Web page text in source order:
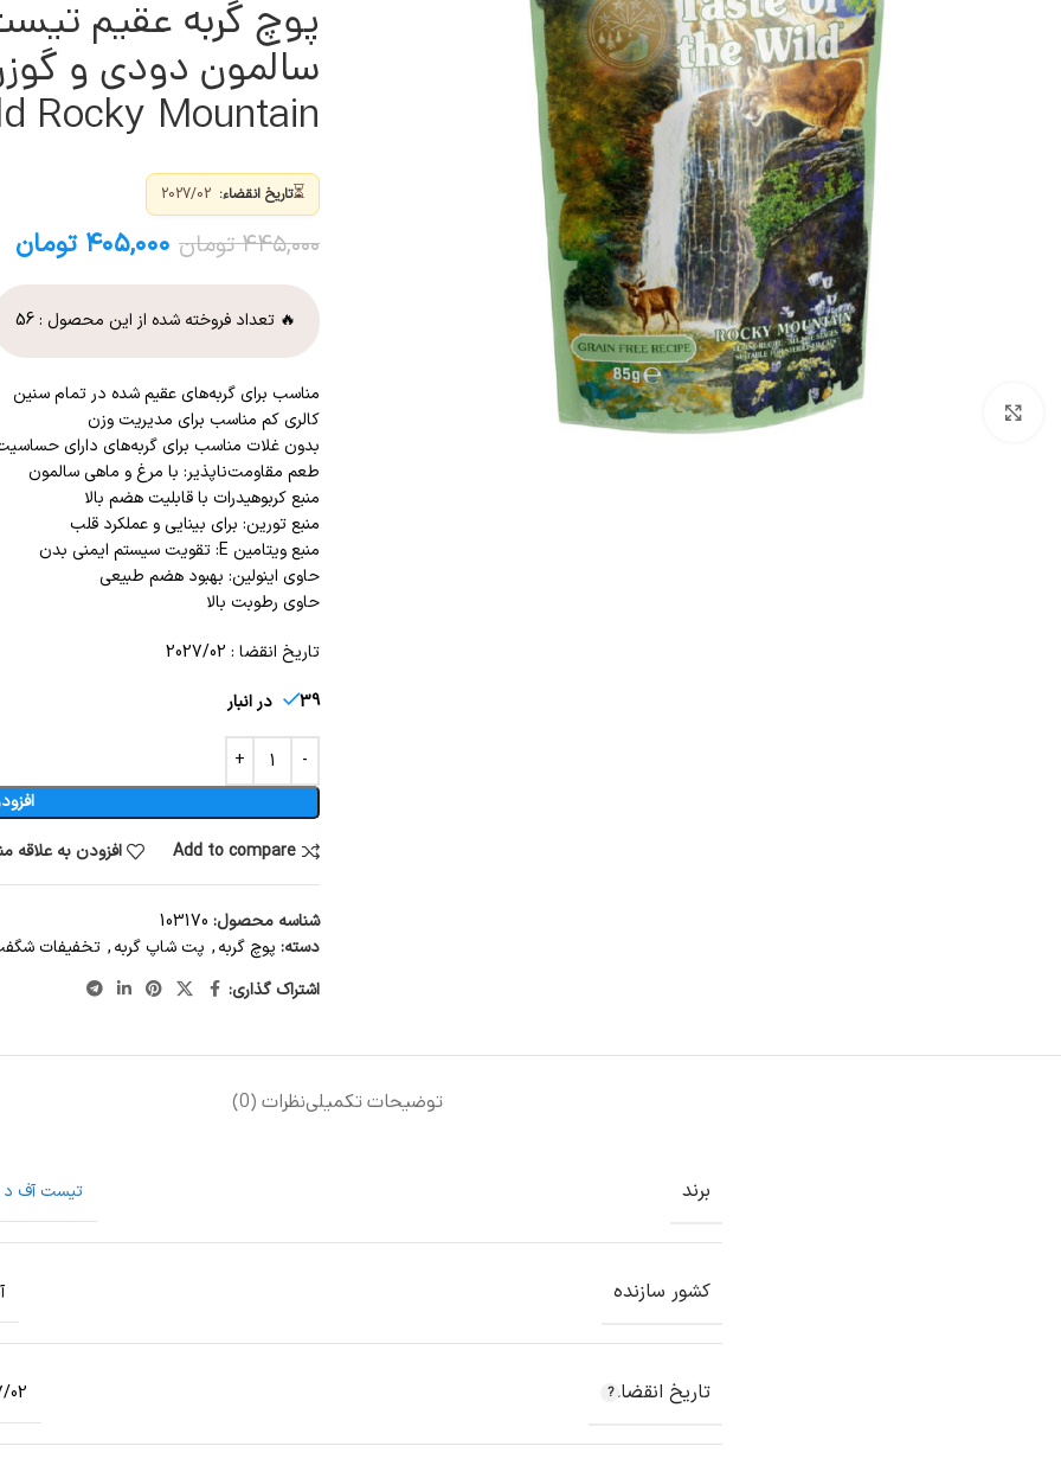
برای بزرگنمایی کلیک کنید
پوچ گربه عقیم
Rocky Mountain
⏳تاریخ انقضاء:
۴۴۵,۰۰۰ تومان ۴۰۵,۰۰۰ تومان
🔥 تعداد فروخته شده از این محصول :56
مناسب برای گربه‌های عقیم شده در تمام سنین
کالری کم مناسب برای مدیریت وزن
بدون غلات مناسب برای گربه‌های دارای
طعم مقاومت‌ناپذیر: با مرغ و ماهی سالمون
منبع کربوهیدرات با قابلیت هضم بالا
منبع تورین: برای بینایی و عملکرد قلب
منبع ویتامین E: تقویت سیستم ایمنی بدن
حاوی اینولین: بهبود هضم طبیعی
حاوی رطوبت بالا
تاریخ انقضا : 2027/02
39 در انبار
Add to compare
افزودن به علاقه
شناسه محصول: 103170
دسته: پوچ گربه, پت شاپ گربه, تخفیفات
اشتراک گذاری:
توضیحات تکمیلینظرات (0)
برند تیست آف د
کشور سازنده
تاریخ انقضاء 02